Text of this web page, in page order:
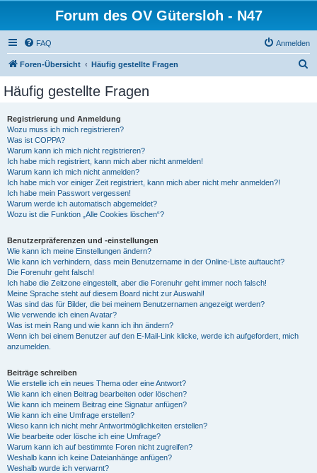
Forum des OV Gütersloh - N47
FAQ Anmelden
Foren-Übersicht Häufig gestellte Fragen
Häufig gestellte Fragen
Registrierung und Anmeldung
Wozu muss ich mich registrieren?
Was ist COPPA?
Warum kann ich mich nicht registrieren?
Ich habe mich registriert, kann mich aber nicht anmelden!
Warum kann ich mich nicht anmelden?
Ich habe mich vor einiger Zeit registriert, kann mich aber nicht mehr anmelden?!
Ich habe mein Passwort vergessen!
Warum werde ich automatisch abgemeldet?
Wozu ist die Funktion „Alle Cookies löschen“?
Benutzerpräferenzen und -einstellungen
Wie kann ich meine Einstellungen ändern?
Wie kann ich verhindern, dass mein Benutzername in der Online-Liste auftaucht?
Die Forenuhr geht falsch!
Ich habe die Zeitzone eingestellt, aber die Forenuhr geht immer noch falsch!
Meine Sprache steht auf diesem Board nicht zur Auswahl!
Was sind das für Bilder, die bei meinem Benutzernamen angezeigt werden?
Wie verwende ich einen Avatar?
Was ist mein Rang und wie kann ich ihn ändern?
Wenn ich bei einem Benutzer auf den E-Mail-Link klicke, werde ich aufgefordert, mich
anzumelden.
Beiträge schreiben
Wie erstelle ich ein neues Thema oder eine Antwort?
Wie kann ich einen Beitrag bearbeiten oder löschen?
Wie kann ich meinem Beitrag eine Signatur anfügen?
Wie kann ich eine Umfrage erstellen?
Wieso kann ich nicht mehr Antwortmöglichkeiten erstellen?
Wie bearbeite oder lösche ich eine Umfrage?
Warum kann ich auf bestimmte Foren nicht zugreifen?
Weshalb kann ich keine Dateianhänge anfügen?
Weshalb wurde ich verwarnt?